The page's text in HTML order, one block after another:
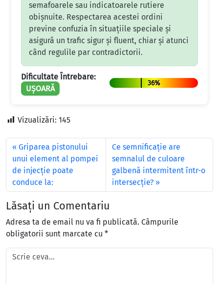
semafoarele sau indicatoarele rutiere
obișnuite. Respectarea acestei ordini
previne confuzia în situațiile speciale și
asigură un trafic sigur și fluent, chiar și atunci
când regulile par contradictorii.
Dificultate Întrebare:
UȘOARĂ
36%
Vizualizări: 145
Griparea pistonului
unui element al pompei
de injecţie poate
conduce la:
Ce semnificaţie are
semnalul de culoare
galbenă intermitent într-o
intersecţie?
Lăsați un Comentariu
Adresa ta de email nu va fi publicată. Câmpurile
obligatorii sunt marcate cu *